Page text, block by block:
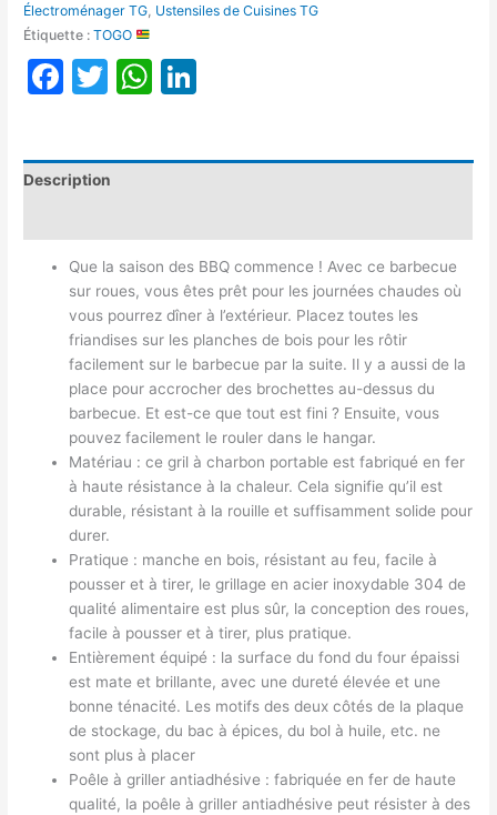
Électroménager TG Ustensiles de Cuisines TG
Étiquette :TOGO
Facebook
TwitterWhatsApp
Description
Que la saison des BBQ commence ! Avec ce barbecue
sur roues, vous êtes prêt pour les journées chaudes où
vous pourrez dîner à l’extérieur. Placez toutes les
friandises sur les planches de bois pour les rôtir
facilement sur le barbecue par la suite. Il y a aussi de la
place pour accrocher des brochettes au-dessus du
barbecue. Et est-ce que tout est fini ? Ensuite, vous
pouvez facilement le rouler dans le hangar.
Matériau : ce gril à charbon portable est fabriqué en fer
à haute résistance à la chaleur. Cela signifie qu’il est
durable, résistant à la rouille et suffisamment solide pour
durer.
Pratique : manche en bois, résistant au feu, facile à
pousser et à tirer, le grillage en acier inoxydable 304 de
qualité alimentaire est plus sûr, la conception des roues,
facile à pousser et à tirer, plus pratique.
Entièrement équipé : la surface du fond du four épaissi
est mate et brillante, avec une dureté élevée et une
bonne ténacité. Les motifs des deux côtés de la plaque
de stockage, du bac à épices, du bol à huile, etc. ne
sont plus à placer
Poêle à griller antiadhésive : fabriquée en fer de haute
qualité, la poêle à griller antiadhésive peut résister à des